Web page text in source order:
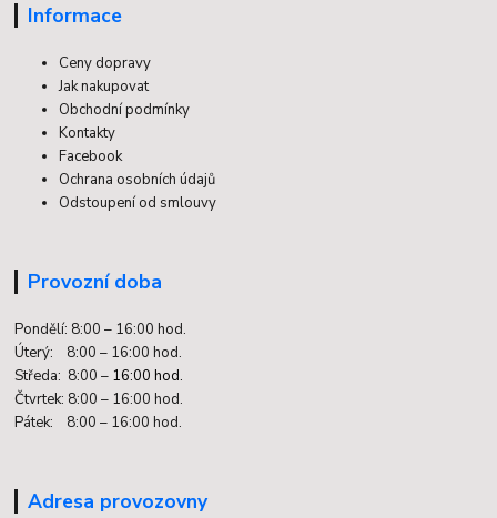
Informace
Ceny dopravy
Jak nakupovat
Obchodní podmínky
Kontakty
Facebook
Ochrana osobních údajů
Odstoupení od smlouvy
Provozní doba
Pondělí: 8:00 – 16:00 hod.
Úterý: 8:00 – 16:00 hod.
Středa: 8:00 – 16:00 hod.
Čtvrtek: 8:00 – 16:00 hod.
Pátek: 8:00 – 16:00 hod.
Adresa provozovny